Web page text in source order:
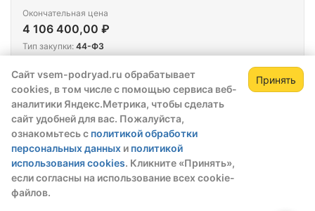
Сайт vsem-podryad.ru обрабатывает
cookies, в том числе с помощью сервиса веб-
аналитики Яндекс.Метрика, чтобы сделать
сайт удобней для вас. Пожалуйста,
ознакомьтесь с политикой обработки
персональных данных и политикой
использования cookies. Кликните «Принять»,
если согласны на использование всех cookie-
файлов.
Принять
Приобретение благоустроенного жилого
помещения в собственность муниципального
образования "Городской округ "Город
Калининград" для предоставления гражданам,
переселяемым из аварийного жилищного фонда
Генподрядчик (поставщик)
АО "СЗ "ЖСС КО №2"
Окончательная цена
4 106 400,00 ₽
Тип закупки: 44-ФЗ
Победитель выбран:25.05.2026
Закупка
Зарегистрируйтесь,
чтобы открыть сведения о закупке
скрытые данные станут доступны после
регистрации или входа в профиль
Зарегистрироваться Войти